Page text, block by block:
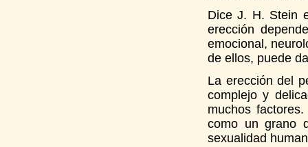
Dice J. H. Stein
erección
emocional,
de ellos, puede
La erección del
complejo y
muchos
como un grano
sexualidad